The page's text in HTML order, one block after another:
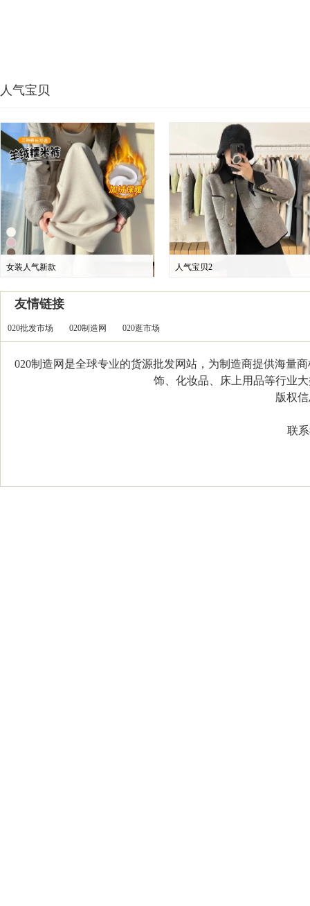
人气宝贝
女装人气新款 人气宝贝2
友情链接
020批发市场 020制造网 020逛市场
020制造网是全球专业的货源批发网站，为制造商提供海量
饰、化妆品、床上用品等行业
版权信
联